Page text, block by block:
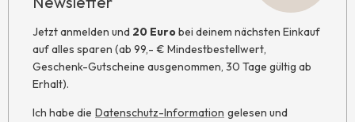
Jetzt anmelden und 20 Eurobei deinem nächsten Einkauf
auf alles sparen (ab 99,- € Mindestbestellwert,
Geschenk-Gutscheine ausgenommen, 30 Tage gültig ab
Erhalt).
Ich habe die Datenschutz-Information gelesen und